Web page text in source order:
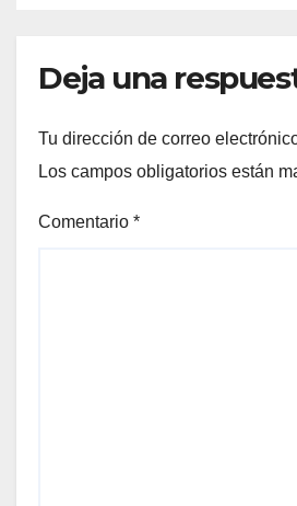
Deja una
Tu dirección de correo
Los campos obligatorios están
Comentario *